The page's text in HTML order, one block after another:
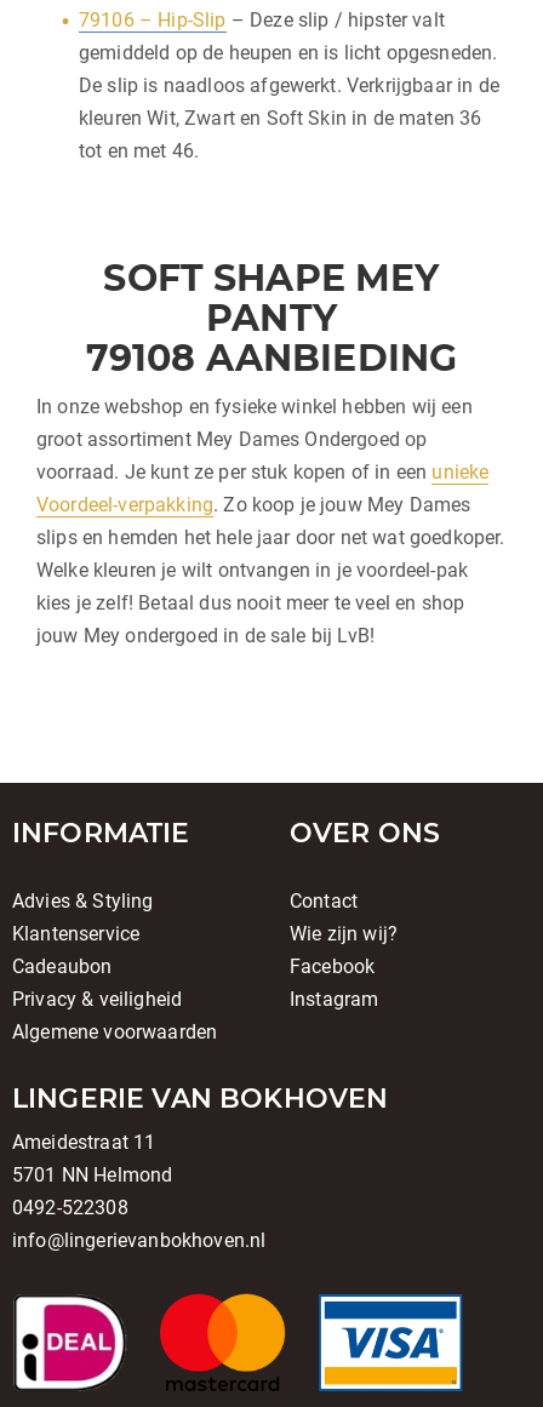
79106 – Hip-Slip – Deze slip / hipster valt
gemiddeld op de heupen en is licht opgesneden.
De slip is naadloos afgewerkt. Verkrijgbaar in de
kleuren Wit, Zwart en Soft Skin in de maten 36
tot en met 46.
SOFT SHAPE MEY
PANTY
79108 AANBIEDING
In onze webshop en fysieke winkel hebben wij een
groot assortiment Mey Dames Ondergoed op
voorraad. Je kunt ze per stuk kopen of in een unieke
Voordeel-verpakking. Zo koop je jouw Mey Dames
slips en hemden het hele jaar door net wat goedkoper.
Welke kleuren je wilt ontvangen in je voordeel-pak
kies je zelf! Betaal dus nooit meer te veel en shop
jouw Mey ondergoed in de sale bij LvB!
INFORMATIE
Advies & Styling
Klantenservice
Cadeaubon
Privacy & veiligheid
Algemene voorwaarden
OVER ONS
Contact
Wie zijn wij?
Facebook
Instagram
LINGERIE VAN BOKHOVEN
Ameidestraat 11
5701 NN Helmond
0492-522308
info@lingerievanbokhoven.nl